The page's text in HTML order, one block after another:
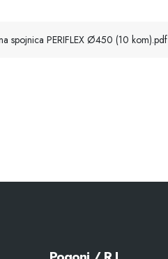
spojnica PERIFLEX Ø450 (10 kom).pdf